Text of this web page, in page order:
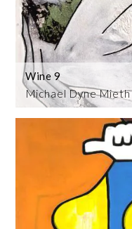
Michael Dyne Mieth
Wine 9